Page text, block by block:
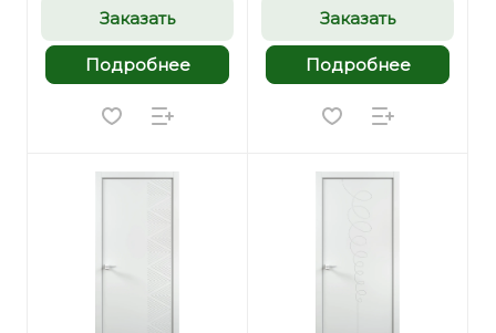
Заказать
Подробнее
Заказать
Подробнее